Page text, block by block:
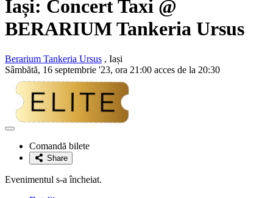
Iași: Concert Taxi @
BERARIUM Tankeria Ursus
Berarium Tankeria Ursus , Iași
Sâmbătă, 16 septembrie '23, ora 21:00 acces de la 20:30
Adaugă
favoriteComandă bilete
Share
Evenimentul s-a încheiat.